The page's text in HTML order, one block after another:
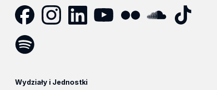
Wydziały i Jednostki